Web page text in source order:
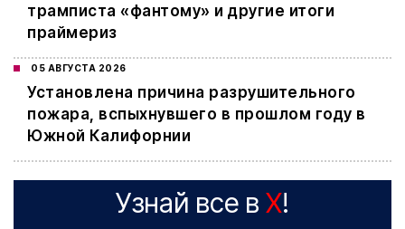
трамписта «фантому» и другие итоги
праймериз
05 АВГУСТА 2026
Установлена причина разрушительного
пожара, вспыхнувшего в прошлом году в
Южной Калифорнии
Узнай все в X!